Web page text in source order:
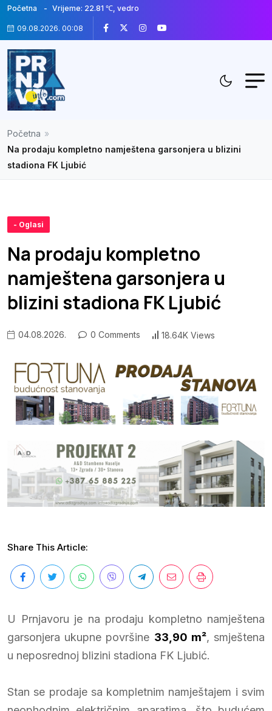
Početna Vrijeme: 22.81 ℃, vedro
09.08.2026. 00:08
Početna »
Na prodaju kompletno namještena garsonjera u blizini
stadiona FK Ljubić
- Oglasi
Na prodaju kompletno
namještena garsonjera u
blizini stadiona FK Ljubić
04.08.2026. 0 Comments 18.64K Views
Share This Article:
U Prnjavoru je na prodaju kompletno namještena
garsonjera ukupne površine 33,90 m², smještena
u neposrednoj blizini stadiona FK Ljubić.
Stan se prodaje sa kompletnim namještajem i svim